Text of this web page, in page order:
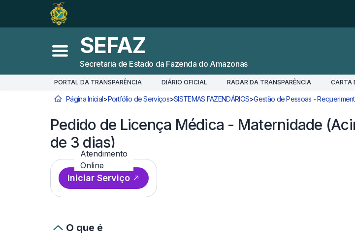
Ir para a
Busca 2
Abrir menu principal
SEFAZ
Secretaria de Estado da Fazenda do Amazonas
PORTAL DA TRANSPARÊNCIA DIÁRIO OFICIAL RADAR DA TRANSPARÊNCIA CARTA
Você está aqui:
Página Inicial>Portfólio de Serviços>SISTEMAS FAZENDÁRIOS>Gestão de Pessoas -
Pedido de Licença Médica - Maternidade
de 3 dias)
Atendimento
Online
Iniciar Serviço
O que é